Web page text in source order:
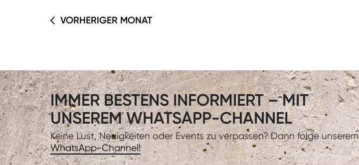
VORHERIGER MONAT
IMMER BESTENS INFORMIERT – MIT
UNSEREM WHATSAPP-CHANNEL
Keine Lust, Neuigkeiten oder Events zu verpassen? Dann folge unserem
WhatsApp-Channel!